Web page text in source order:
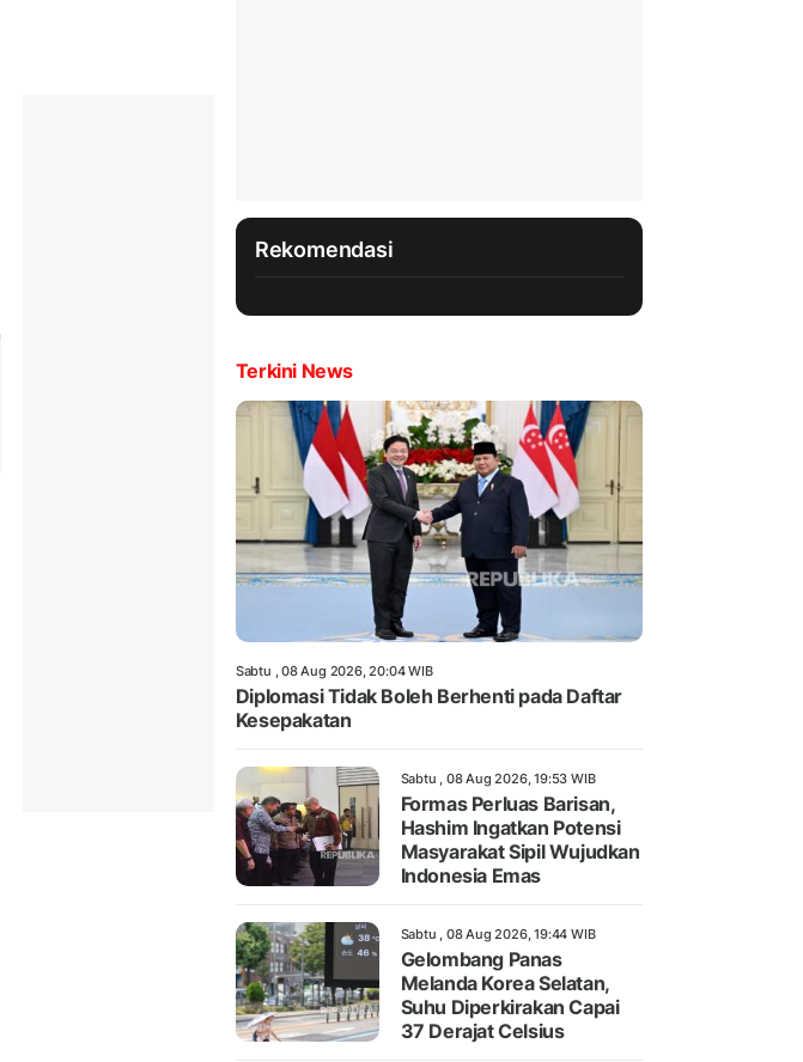
Rekomendasi
Terkini News
Sabtu , 08 Aug 2026, 20:04 WIB
Diplomasi Tidak Boleh Berhenti pada Daftar
Kesepakatan
Sabtu , 08 Aug 2026, 19:53 WIB
Formas Perluas Barisan,
Hashim Ingatkan Potensi
Masyarakat Sipil Wujudkan
Indonesia Emas
Sabtu , 08 Aug 2026, 19:44 WIB
Gelombang Panas
Melanda Korea Selatan,
Suhu Diperkirakan Capai
37 Derajat Celsius